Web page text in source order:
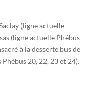
(ligne actuelle
(ligne actuelle Phébus
à la desserte bus de
20, 22, 23 et 24).